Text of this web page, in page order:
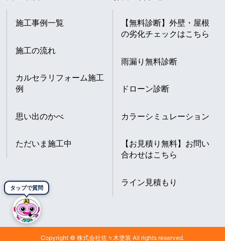
タップで質問
施工事例一覧
施工の流れ
カルセラリフォーム施工
例
思い出のかべ
ただいま施工中
【無料診断】外壁・屋根
の劣化チェックはこちら
雨漏り無料診断
ドローン診断
カラーシミュレーション
【お見積り無料】お問い
合わせはこちら
ライン見積もり
Copyright © 株式会社佐々木塗装 All rights reserved.